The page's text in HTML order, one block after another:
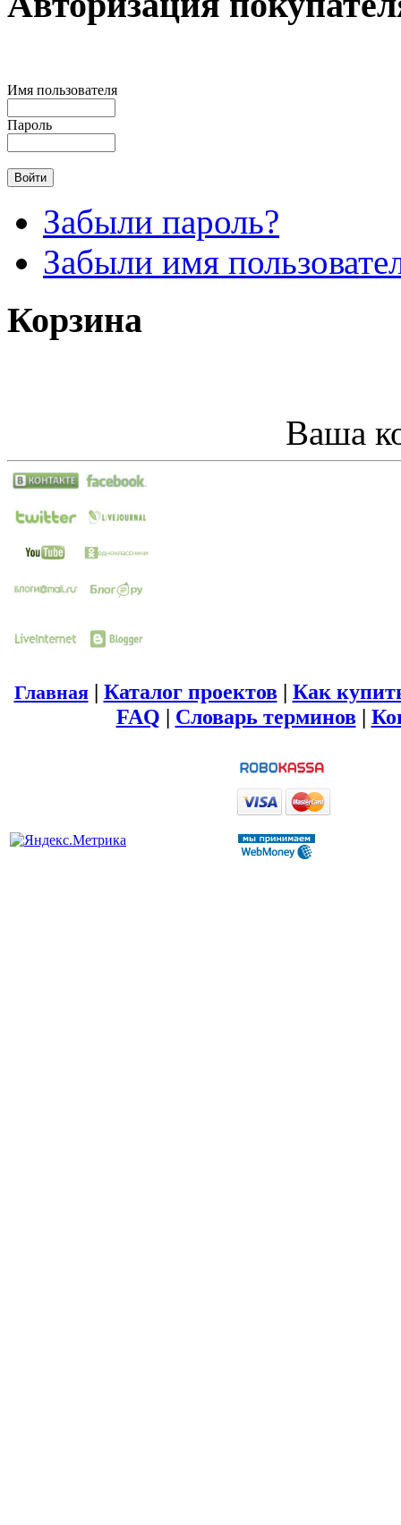
Имя пользователя
Пароль
Забыли пароль?
Забыли имя
Корзина
Ваша
Главная| Каталог проектов| Как
FAQ | Словарь терминов|